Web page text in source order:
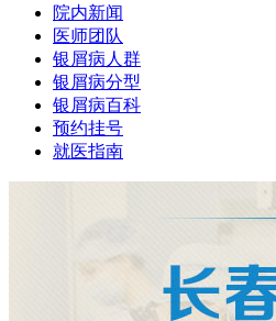
院内新闻
医师团队
银屑病人群
银屑病分型
银屑病百科
预约挂号
就医指南